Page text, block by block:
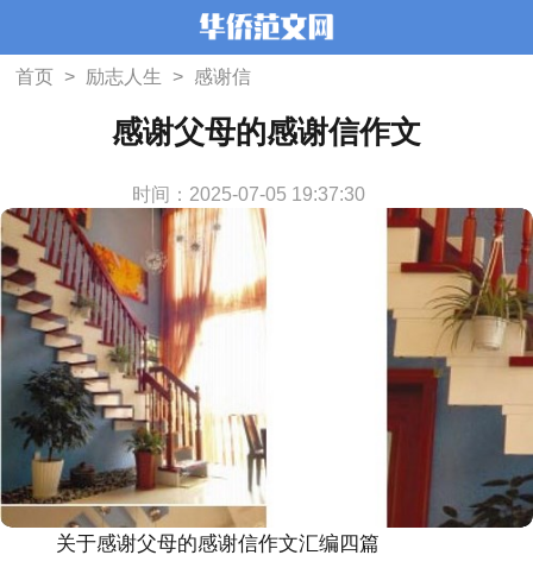
首页 > 励志人生 > 感谢信
感谢父母的感谢信作文
时间：2025-07-05 19:37:30
关于感谢父母的感谢信作文汇编四篇